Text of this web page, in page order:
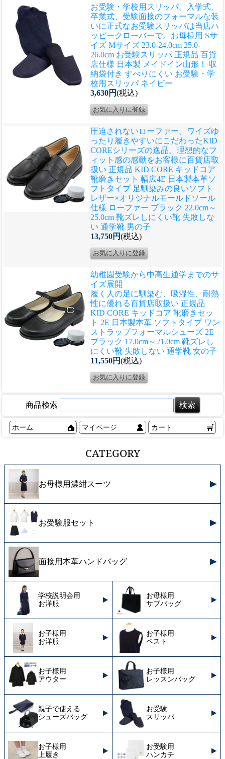
お受験・学校用スリッパ。入学式、
卒業式、受験面接のフォーマルな装
いに正式なお受験スリッパは当店ハ
ッピークローバーで。 お母様用 Sサ
イズ Mサイズ 23.0-24.0cm 25.0-
26.0cm お受験スリッパ 正規品 百貨
店仕様 日本製 メイドイン山形！ 収
納袋付き すべりにくい お受験・学
校用スリッパ ネイビー
3,630円(税込)
圧迫されないローファー。ワイズゆ
ったり履きやすいにこだわったKID
COREシリーズの逸品。理想的なフ
ィット感の感動をお客様に百貨店取
扱い 正規品 KID CORE キッドコア
靴磨きセット 幅広4E 日本製本革ソ
フトタイプ 足馴染みの良いソフト
レザー×オリジナルモールドソール
仕様 ローファー ブラック 22.0cm～
25.0cm 靴ズレしにくい靴 失敗しな
い 通学靴 男の子
13,750円(税込)
幼稚園受験から中高生通学までのサ
イズ展開
履く人の足に馴染む、吸湿性、耐熱
性に優れる百貨店取扱い 正規品
KID CORE キッドコア 靴磨きセッ
ト 2E 日本製本革 ソフトタイプ ワン
ストラップフォーマルシューズ 2E
ブラック 17.0cm～21.0cm 靴ズレし
にくい靴 失敗しない 通学靴 女の子
11,550円(税込)
商品検索
ホーム マイページ カート
CATEGORY
お母様用濃紺スーツ
お受験服セット
面接用本革ハンドバッグ
学校説明会用
お洋服
お母様用
サブバッグ
お子様用
お洋服
お子様用
ベスト
お子様用
アウター
お子様用
レッスンバッグ
親子で使える
シューズバッグ
お受験
スリッパ
お子様用
上履き
お受験用
ハンカチ